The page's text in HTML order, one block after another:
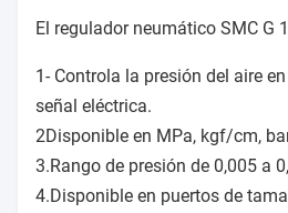
El regulador neumático SMC G
1- Controla la presión del aire
señal eléctrica.
2Disponible en MPa, kgf/cm,
3.Rango de presión de 0,005 a
4.Disponible en puertos de